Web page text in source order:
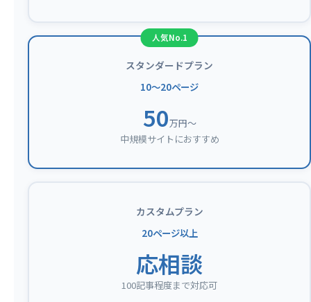
スタンダードプラン
10〜20ページ
50万円〜
中規模サイトにおすすめ
カスタムプラン
20ページ以上
応相談
100記事程度まで対応可